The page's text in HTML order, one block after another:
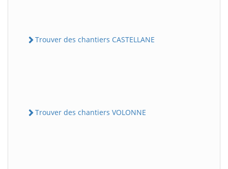
Trouver des chantiers CASTELLANE
Trouver des chantiers VOLONNE